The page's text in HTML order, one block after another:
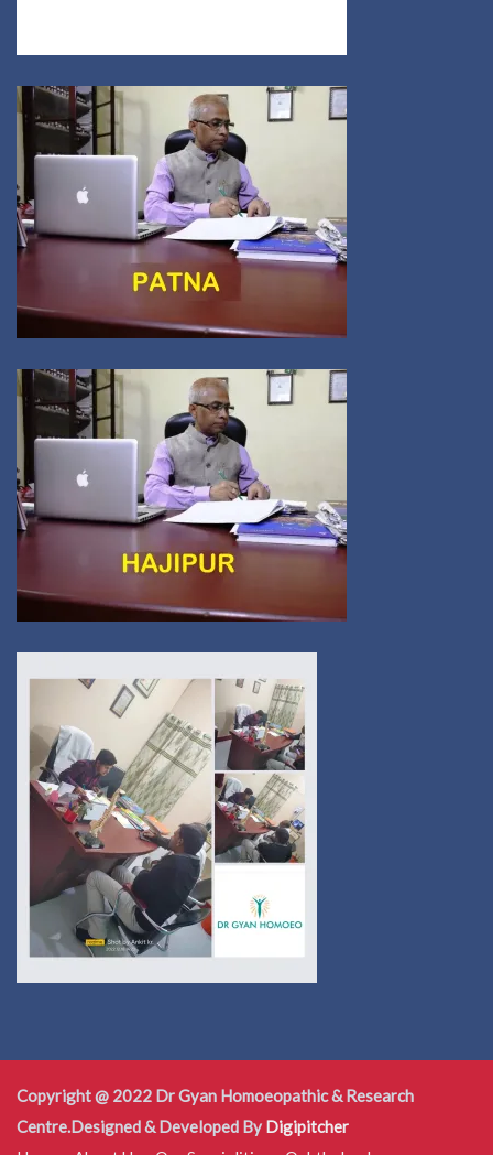
Copyright @ 2022 Dr Gyan Homoeopathic & Research
Centre.Designed & Developed By Digipitcher